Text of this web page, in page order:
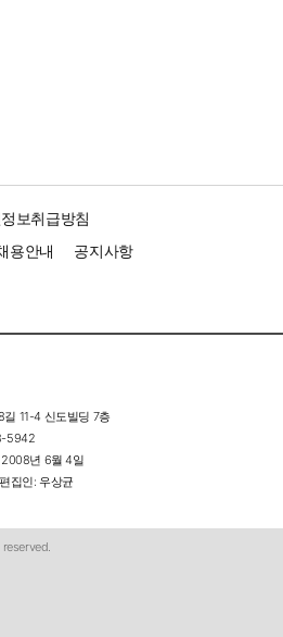
보취급방침
용안내 공지사항
11-4 신도빌딩 7층
5942
년 6월 4일
집인: 우상균